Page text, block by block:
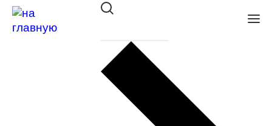
Оправа Stepper SI-50329 F039
в наличии (Осталась 1 шт.) *наличие
товара в конкретном салоне